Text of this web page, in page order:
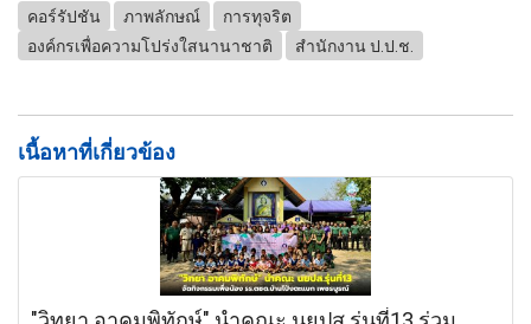
คอร์รัปชัน ภาพลักษณ์
การทุจริต
องค์กรเพื่อความโปร่งใสนานาชาติ
สำนักงาน ป.ป.ช.
เนื้อหาที่เกี่ยวข้อง